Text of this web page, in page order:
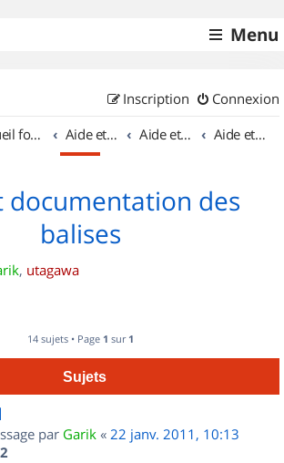
Menu
Connexion
Inscription
Accueil forum Aide et documentation Aide et documentation Aide et documentation des balises
documentation des
balises
, utagawa
14 sujets • Page 1 sur 1
Sujets
par Garik « 22 janv. 2011, 10:13
2